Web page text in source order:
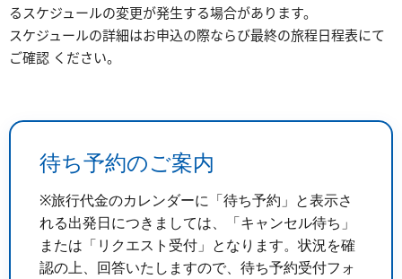
るスケジュールの変更が発⽣する場合があります。
スケジュールの詳細はお申込の際ならび最終の旅程日程表にて
ご確認 ください。
待ち予約のご案内
※旅行代金のカレンダーに「待ち予約」と表示さ
れる出発日につきましては、「キャンセル待ち」
または「リクエスト受付」となります。状況を確
認の上、回答いたしますので、待ち予約受付フォ